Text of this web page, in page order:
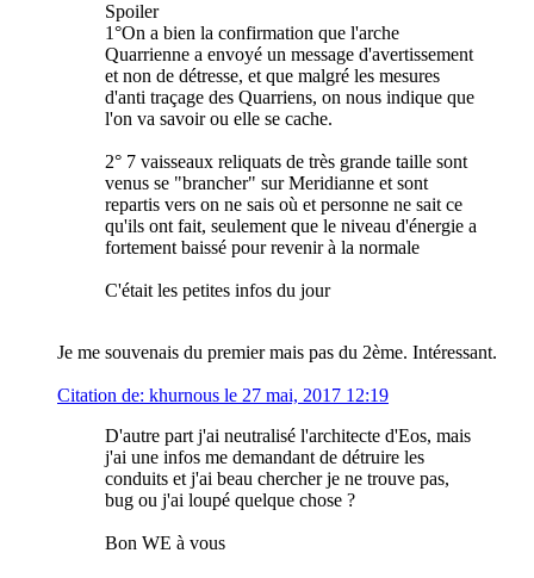
Spoiler
1°On a bien la confirmation que l'arche
Quarrienne a envoyé un message d'avertissement
et non de détresse, et que malgré les mesures
d'anti traçage des Quarriens, on nous indique que
l'on va savoir ou elle se cache.
2° 7 vaisseaux reliquats de très grande taille sont
venus se "brancher" sur Meridianne et sont
repartis vers on ne sais où et personne ne sait ce
qu'ils ont fait, seulement que le niveau d'énergie a
fortement baissé pour revenir à la normale
C'était les petites infos du jour
Je me souvenais du premier mais pas du 2ème. Intéressant.
Citation de: khurnous le 27 mai, 2017 12:19
D'autre part j'ai neutralisé l'architecte d'Eos, mais
j'ai une infos me demandant de détruire les
conduits et j'ai beau chercher je ne trouve pas,
bug ou j'ai loupé quelque chose ?
Bon WE à vous